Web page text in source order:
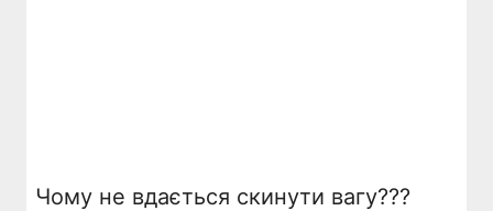
Чому не вдається скинути вагу???